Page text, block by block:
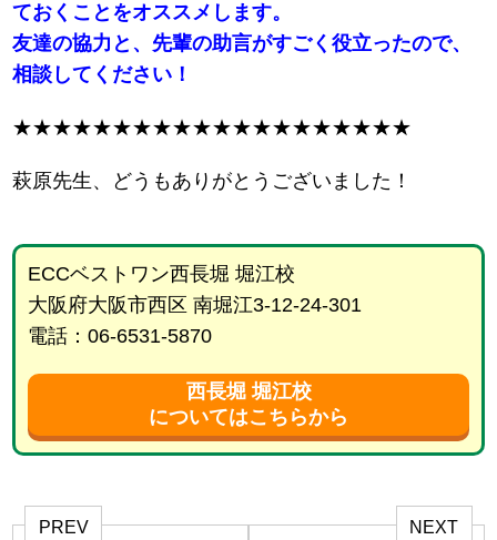
ておくことをオススメします。
友達の協力と、先輩の助言がすごく役立ったので、
相談してください！
★★★★★★★★★★★★★★★★★★★★
萩原先生、どうもありがとうございました！
ECCベストワン西長堀 堀江校
大阪府大阪市西区 南堀江3-12-24-301
電話：06-6531-5870
西長堀 堀江校
についてはこちらから
PREV NEXT